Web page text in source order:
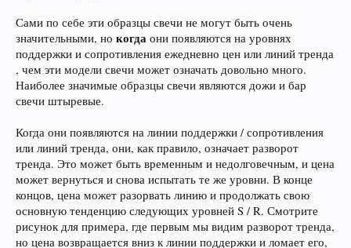
Сами по себе эти образцы свечи не могут быть очень
значительными, но когда они появляются на уровнях
поддержки и сопротивления ежедневно цен или линий тренда
, чем эти модели свечи может означать довольно много.
Наиболее значимые образцы свечи являются дожи и бар
свечи штыревые.
Когда они появляются на линии поддержки / сопротивления
или линий тренда, они, как правило, означает разворот
тренда. Это может быть временным и недолговечным, и цена
может вернуться и снова испытать те же уровни. В конце
концов, цена может разорвать линию и продолжать свою
основную тенденцию следующих уровней S / R. Смотрите
рисунок для примера, где первым мы видим разворот тренда,
но цена возвращается вниз к линии поддержки и ломает его,